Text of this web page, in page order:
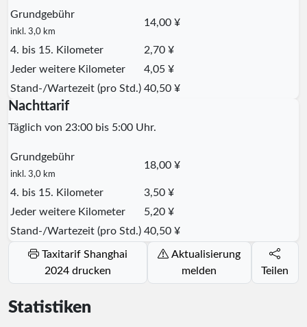
Grundgebühr
inkl. 3,0 km
14,00 ¥
4. bis 15. Kilometer
2,70 ¥
Jeder weitere Kilometer
4,05 ¥
Stand-/Wartezeit (pro Std.) 40,50 ¥
Nachttarif
Täglich von 23:00 bis 5:00 Uhr.
Grundgebühr
inkl. 3,0 km
18,00 ¥
4. bis 15. Kilometer
3,50 ¥
Jeder weitere Kilometer
5,20 ¥
Stand-/Wartezeit (pro Std.) 40,50 ¥
Taxitarif Shanghai
2024 drucken
Aktualisierung
melden
Teilen
Statistiken